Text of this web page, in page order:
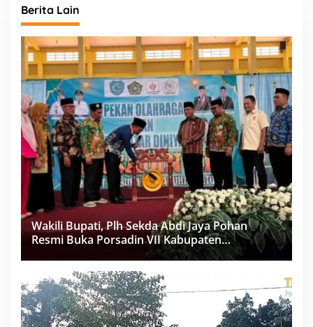
Berita Lain
Wakili Bupati, Plh Sekda Abdi Jaya Pohan
Resmi Buka Porsadin VII Kabupaten